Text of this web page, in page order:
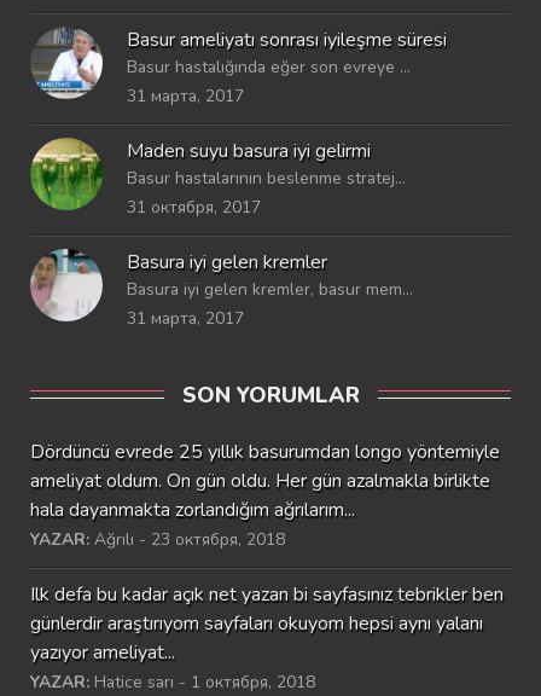
Basur ameliyatı sonrası iyileşme süresi
Basur hastalığında eğer son evreye ...
31 марта, 2017
Maden suyu basura iyi gelirmi
Basur hastalarının beslenme stratej...
31 октября, 2017
Basura iyi gelen kremler
Basura iyi gelen kremler, basur mem...
31 марта, 2017
SON YORUMLAR
Dördüncü evrede 25 yıllık basurumdan longo yöntemiyle
ameliyat oldum. On gün oldu. Her gün azalmakla birlikte
hala dayanmakta zorlandığım ağrılarım...
YAZAR: Ağrılı - 23 октября, 2018
Ilk defa bu kadar açık net yazan bi sayfasınız tebrikler ben
günlerdir araştırıyom sayfaları okuyom hepsi aynı yalanı
yazıyor ameliyat...
YAZAR: Hatice sarı - 1 октября, 2018